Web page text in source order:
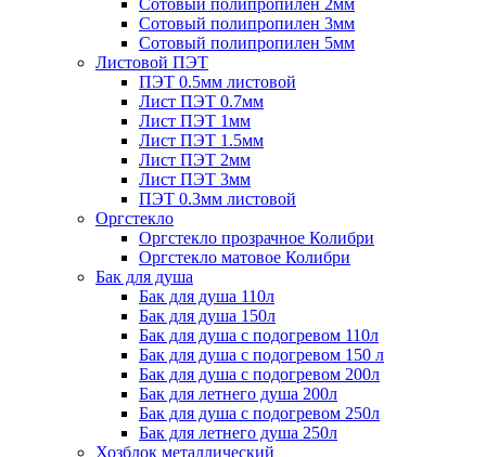
Сотовый полипропилен 2мм
Сотовый полипропилен 3мм
Сотовый полипропилен 5мм
Листовой ПЭТ
ПЭТ 0.5мм листовой
Лист ПЭТ 0.7мм
Лист ПЭТ 1мм
Лист ПЭТ 1.5мм
Лист ПЭТ 2мм
Лист ПЭТ 3мм
ПЭТ 0.3мм листовой
Оргстекло
Оргстекло прозрачное Колибри
Оргстекло матовое Колибри
Бак для душа
Бак для душа 110л
Бак для душа 150л
Бак для душа с подогревом 110л
Бак для душа с подогревом 150 л
Бак для душа с подогревом 200л
Бак для летнего душа 200л
Бак для душа с подогревом 250л
Бак для летнего душа 250л
Хозблок металлический